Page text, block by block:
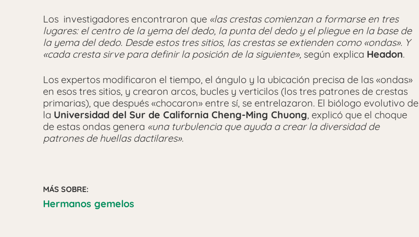
Los investigadores encontraron que «las crestas comienzan a formarse en tres
lugares: el centro de la yema del dedo, la punta del dedo y el pliegue en la base de
la yema del dedo. Desde estos tres sitios, las crestas se extienden como «ondas». Y
«cada cresta sirve para definir la posición de la siguiente», según explica Headon.
Los expertos modificaron el tiempo, el ángulo y la ubicación precisa de las «ondas»
en esos tres sitios, y crearon arcos, bucles y verticilos (los tres patrones de crestas
primarias), que después «chocaron» entre sí, se entrelazaron. El biólogo evolutivo de
la Universidad del Sur de California Cheng-Ming Chuong, explicó que el choque
de estas ondas genera «una turbulencia que ayuda a crear la diversidad de
patrones de huellas dactilares».
MÁS SOBRE:
Hermanos gemelos